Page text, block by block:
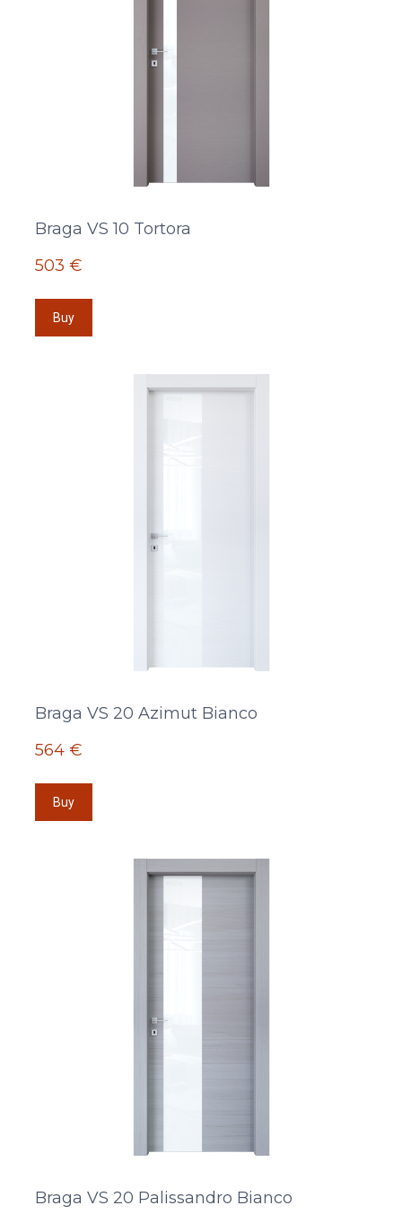
Braga VS 10 Tortora
503 €
Buy
Braga VS 20 Azimut Bianco
564 €
Buy
Braga VS 20 Palissandro Bianco